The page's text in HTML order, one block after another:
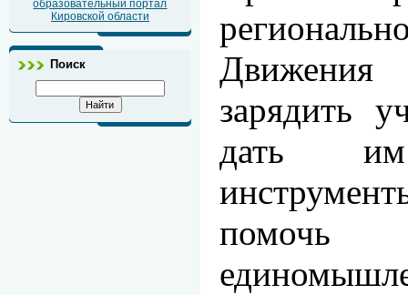
образовательный портал
Кировской области
Поиск
зарядить
дать им